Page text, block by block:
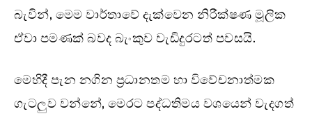
බැවින්, මෙම වාර්තාවේ දැක්වෙන නිරීක්ෂණ මූලික
ඒවා පමණක් බවද බැංකුව වැඩිදුරටත් පවසයි.
මෙහිදී පැන නගින ප්‍රධානතම හා විවේචනාත්මක
ගැටලුව වන්නේ, මෙරට පද්ධතිමය වශයෙන් වැදගත්